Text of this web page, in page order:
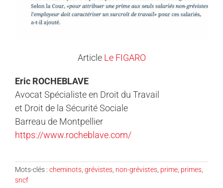
Article Le FIGARO
Eric ROCHEBLAVE
Avocat Spécialiste en Droit du Travail
et Droit de la Sécurité Sociale
Barreau de Montpellier
https://www.rocheblave.com/
Mots-clés : cheminots grévistes non-grévistes prime primes
sncf